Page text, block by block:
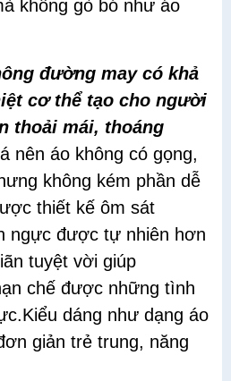
không gò bó như áo
đường may có khả
cơ thể tạo cho người
thoải mái, thoáng
nên áo không có gọng,
không kém phần dễ
thiết kế ôm sát
ngực được tự nhiên hơn
tuyệt vời giúp
chế được những tình
dáng như dạng áo
giản trẻ trung, năng